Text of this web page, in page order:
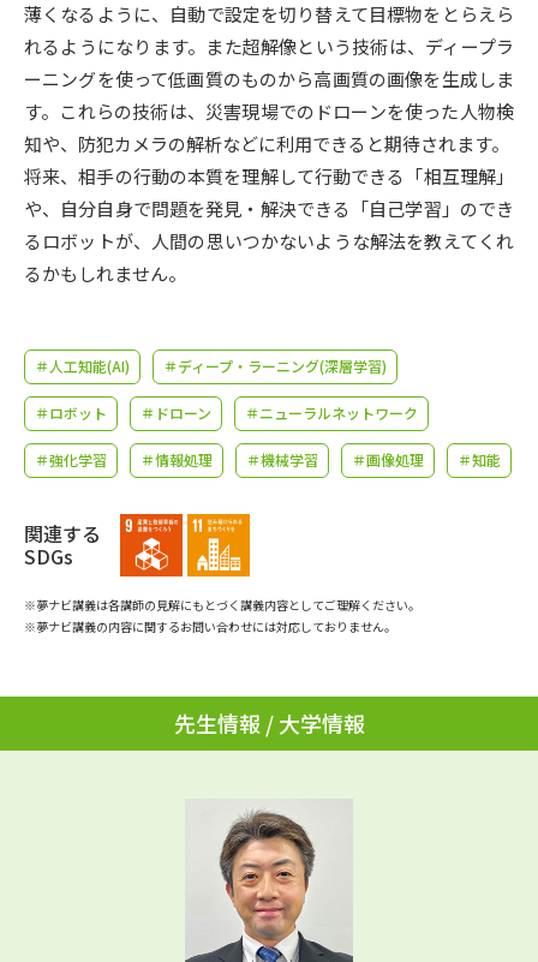
併願校選び 受験スケジュールを立てよう
先輩が入学を決めた理由 テレメール全国一斉進学調査
新生活お役立ちガイド
学問発見
大学で学びたい学問発見
学問のミニ講義「夢ナビ講義」 学問分野解説
ユーザーサポート
Ｑ＆Ａ よくあるご質問 大学進学IDについて
受付内容・発送状況の確認
テレメール
テレメール進学カタログ
訂正のご案内
薄くなるように、自動で設定を切り替えて目標物をとらえら
れるようになります。また超解像という技術は、ディープラ
ーニングを使って低画質のものから高画質の画像を生成しま
す。これらの技術は、災害現場でのドローンを使った人物検
知や、防犯カメラの解析などに利用できると期待されます。
将来、相手の行動の本質を理解して行動できる「相互理解」
や、自分自身で問題を発見・解決できる「自己学習」のでき
るロボットが、人間の思いつかないような解法を教えてくれ
るかもしれません。
＃人工知能(AI) ＃ディープ・ラーニング(深層学習)
＃ロボット ＃ドローン ＃ニューラルネットワーク
＃強化学習 ＃情報処理 ＃機械学習 ＃画像処理 ＃知能
関連する
SDGs
※夢ナビ講義は各講師の見解にもとづく講義内容としてご理解ください。
※夢ナビ講義の内容に関するお問い合わせには対応しておりません。
先生情報 / 大学情報